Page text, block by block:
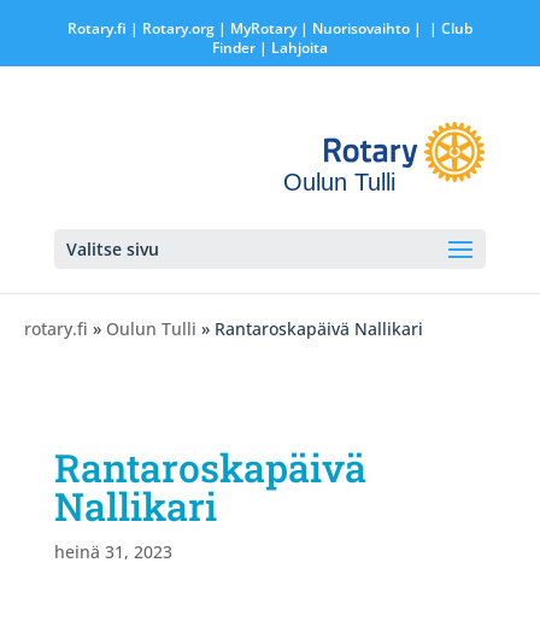
Rotary.fi | Rotary.org| MyRotary | Nuorisovaihto|
| Club
Finder| Lahjoita
Oulun Tulli
Valitse sivu
rotary.fi » Oulun Tulli » Rantaroskapäivä Nallikari
Rantaroskapäivä
Nallikari
heinä 31, 2023